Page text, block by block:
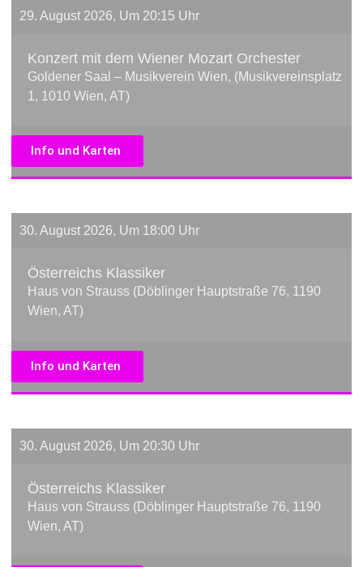
29. August 2026, Um 20:15 Uhr
Konzert mit dem Wiener Mozart Orchester
Goldener Saal – Musikverein Wien, (Musikvereinsplatz
1, 1010 Wien, AT)
Info und Karten
30. August 2026, Um 18:00 Uhr
Österreichs Klassiker
Haus von Strauss (Döblinger Hauptstraße 76, 1190
Wien, AT)
Info und Karten
30. August 2026, Um 20:30 Uhr
Österreichs Klassiker
Haus von Strauss (Döblinger Hauptstraße 76, 1190
Wien, AT)